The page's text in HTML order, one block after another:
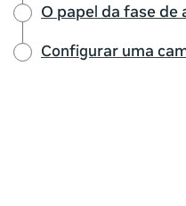
O papel da fase de
Configurar uma